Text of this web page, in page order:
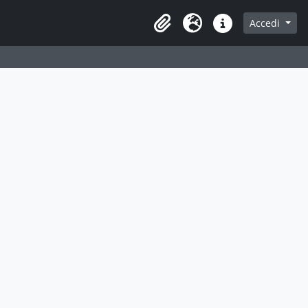
Area di lavoro
Lingua Collegamenti veloci
Accedi